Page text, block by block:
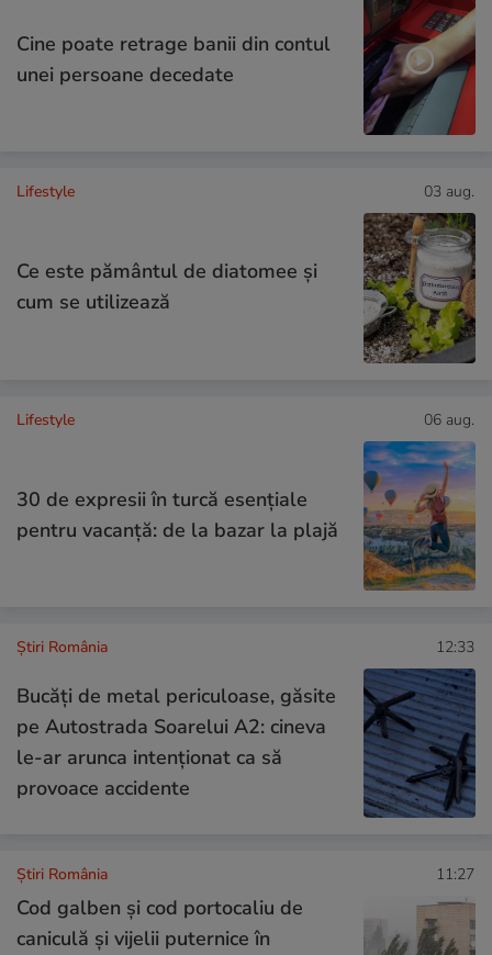
Cine poate retrage banii din contul
unei persoane decedate
Lifestyle 03 aug.
Ce este pământul de diatomee și
cum se utilizează
Lifestyle 06 aug.
30 de expresii în turcă esențiale
pentru vacanță: de la bazar la plajă
Știri România 12:33
Bucăți de metal periculoase, găsite
pe Autostrada Soarelui A2: cineva
le-ar arunca intenționat ca să
provoace accidente
Știri România 11:27
Cod galben și cod portocaliu de
caniculă și vijelii puternice în